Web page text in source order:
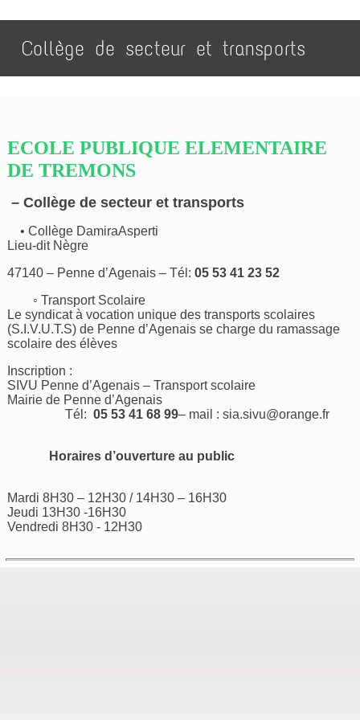
Collège de secteur et transports
ECOLE PUBLIQUE ELEMENTAIRE
DE TREMONS
– Collège de secteur et transports
• Collège DamiraAsperti
Lieu-dit Nègre
47140 – Penne d’Agenais – Tél:05 53 41 23 52
◦ Transport Scolaire
Le syndicat à vocation unique des transports scolaires
(S.I.V.U.T.S) de Penne d’Agenais se charge du ramassage
scolaire des élèves
Inscription :
SIVU Penne d’Agenais – Transport scolaire
Mairie de Penne d’Agenais
Tél: 05 53 41 68 99– mail :sia.sivu@orange.fr
Horaires d’ouverture au public
Mardi 8H30 – 12H30 / 14H30 – 16H30
Jeudi 13H30 -16H30
Vendredi 8H30 - 12H30